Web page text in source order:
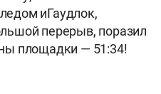
иГаудлок,
перерыв, поразил
площадки — 51:34!